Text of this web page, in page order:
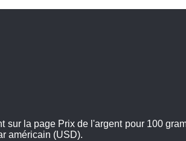
sur la page Prix de l'argent pour 100
américain (USD).